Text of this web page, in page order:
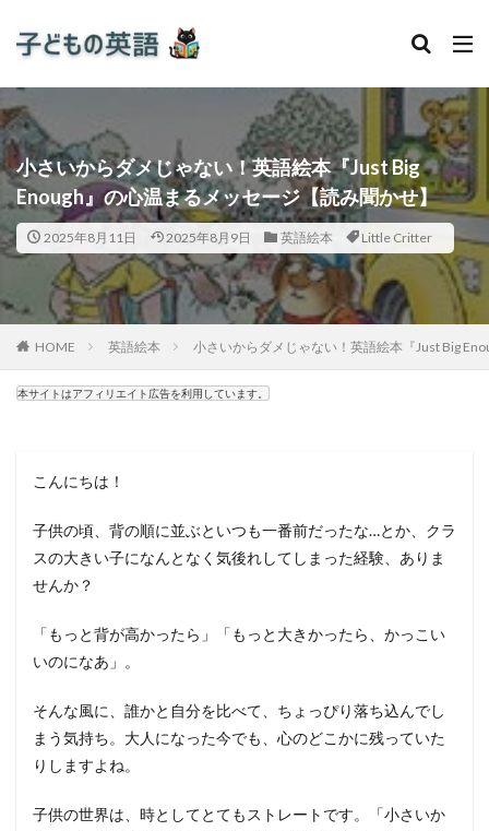
小さいからダメじゃない！英語絵本『Just Big
Enough』の心温まるメッセージ【読み聞かせ】
2025年8月11日 2025年8月9日 英語絵本 Little Critter
HOME 英語絵本 小さいからダメじゃない！英語絵本『Just Big
本サイトはアフィリエイト広告を利用しています。
こんにちは！
子供の頃、背の順に並ぶといつも一番前だったな…とか、クラ
スの大きい子になんとなく気後れしてしまった経験、ありま
せんか？
「もっと背が高かったら」「もっと大きかったら、かっこい
いのになあ」。
そんな風に、誰かと自分を比べて、ちょっぴり落ち込んでし
まう気持ち。大人になった今でも、心のどこかに残っていた
りしますよね。
子供の世界は、時としてとてもストレートです。「小さいか